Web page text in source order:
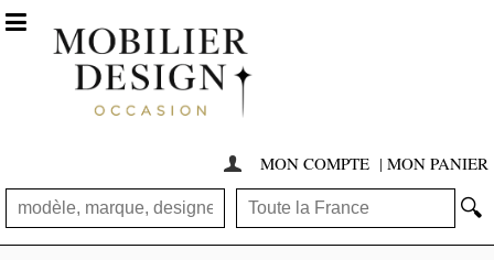
 MON COMPTE | MON PANIER
🔍
